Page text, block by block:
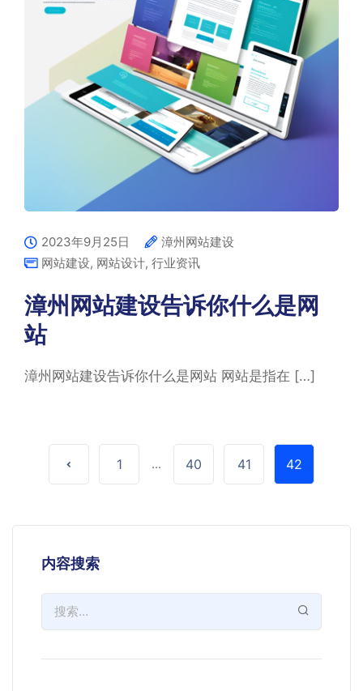
2023年9月25日
漳州网站建设
网站建设, 网站设计, 行业资讯
漳州网站建设告诉你什么是网
站
漳州网站建设告诉你什么是网站 网站是指在 […]
1 ... 40 41 42
内容搜索